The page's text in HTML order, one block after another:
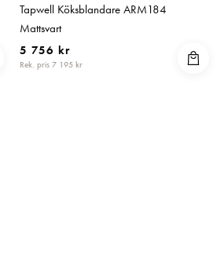
Tapwell Köksblandare ARM184
Mattsvart
5 756 kr
Rek. pris 7 195 kr